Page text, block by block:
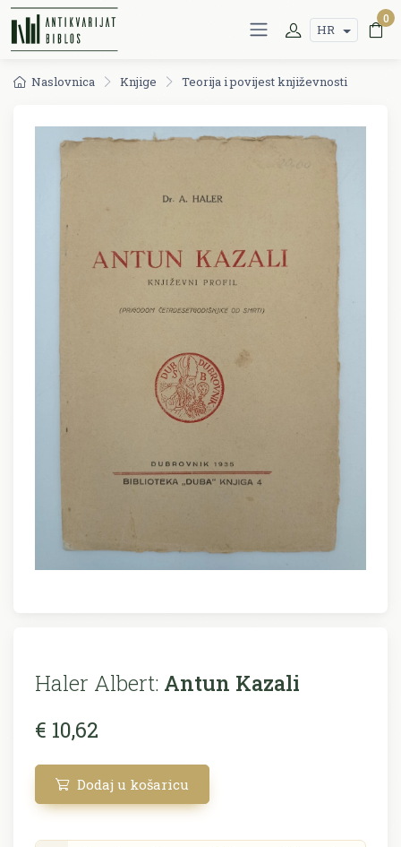
HR
0
Naslovnica Knjige Teorija i povijest književnosti
Haler Albert: Antun Kazali
€ 10,62
Dodaj u košaricu